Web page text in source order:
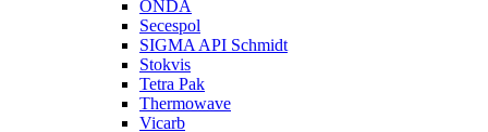
ONDA
Secespol
SIGMA API Schmidt
Stokvis
Tetra Pak
Thermowave
Vicarb